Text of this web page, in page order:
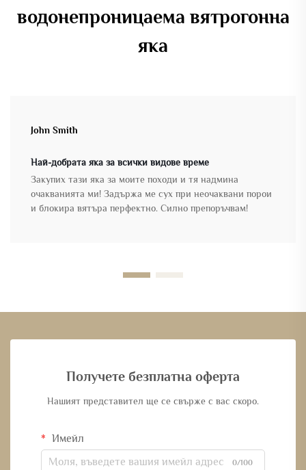
водонепроницаема вятрогонна
яка
John Smith
Най-добрата яка за всички видове време
Закупих тази яка за моите походи и тя надмина
очакванията ми! Задържа ме сух при неочаквани порои
и блокира вятъра перфектно. Силно препоръчвам!
Получете безплатна оферта
Нашият представител ще се свърже с вас скоро.
Имейл
0/100